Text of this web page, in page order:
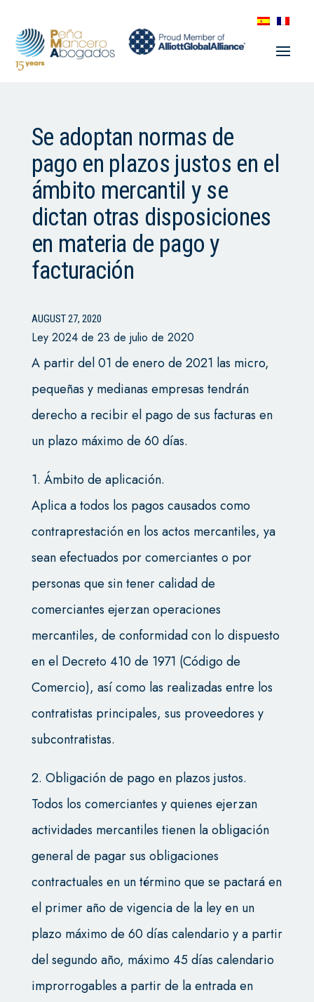
Se adoptan normas de
pago en plazos justos en el
ámbito mercantil y se
dictan otras disposiciones
en materia de pago y
facturación
AUGUST 27, 2020
Ley 2024 de 23 de julio de 2020
A partir del 01 de enero de 2021 las micro,
pequeñas y medianas empresas tendrán
derecho a recibir el pago de sus facturas en
un plazo máximo de 60 días.
1. Ámbito de aplicación.
Aplica a todos los pagos causados como
contraprestación en los actos mercantiles, ya
sean efectuados por comerciantes o por
personas que sin tener calidad de
comerciantes ejerzan operaciones
mercantiles, de conformidad con lo dispuesto
en el Decreto 410 de 1971 (Código de
Comercio), así como las realizadas entre los
contratistas principales, sus proveedores y
subcontratistas.
2. Obligación de pago en plazos justos.
Todos los comerciantes y quienes ejerzan
actividades mercantiles tienen la obligación
general de pagar sus obligaciones
contractuales en un término que se pactará en
el primer año de vigencia de la ley en un
plazo máximo de 60 días calendario y a partir
del segundo año, máximo 45 días calendario
improrrogables a partir de la entrada en